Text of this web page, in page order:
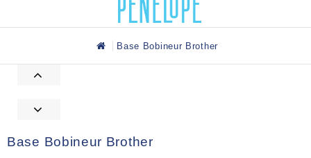
Base Bobineur Brother
Base Bobineur Brother